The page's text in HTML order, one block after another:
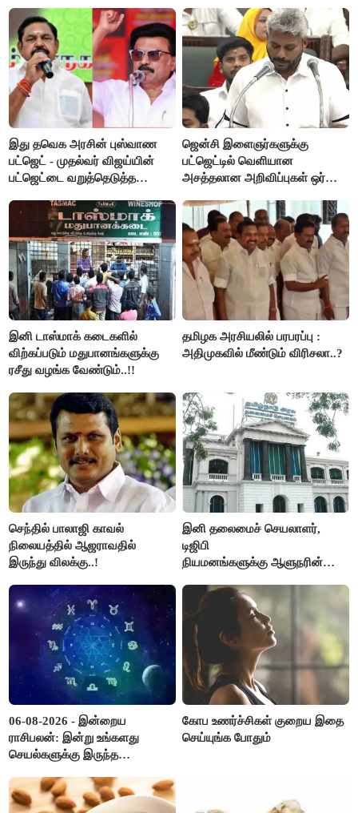
கோரிக்கை!
இது தவெக அரசின் புஸ்வாண
பட்ஜெட் - முதல்வர் விஜய்யின்
பட்ஜெட்டை வறுத்தெடுத்த
ஜென்சி இளைஞர்களுக்கு
பட்ஜெட்டில் வெளியான
அசத்தலான அறிவிப்புகள் ஒர்
இனி டாஸ்மாக் கடைகளில்
விற்கப்படும் மதுபானங்களுக்கு
ரசீது வழங்க வேண்டும்..!!
தமிழக அரசியலில் பரபரப்பு :
அதிமுகவில் மீண்டும் விரிசலா..?
செந்தில் பாலாஜி காவல்
நிலையத்தில் ஆஜராவதில்
இருந்து விலக்கு..!
இனி தலைமைச் செயலாளர்,
டிஜிபி
நியமனங்களுக்கு ஆளுநரின்
தமிழ்நாடு அரசு அதிரடி..!
06-08-2026 - இன்றைய
ராசிபலன்: இன்று உங்களது
செயல்களுக்கு இருந்த
எதிர்பார்த்த உதவிகள் கிடைக்கும்.
பணவரத்து கூடும்..!
கோப உணர்ச்சிகள் குறைய இதை
செய்யுங்க போதும்